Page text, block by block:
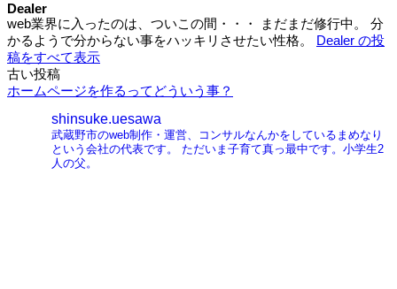
Dealer
web業界に入ったのは、ついこの間・・・ まだまだ修行中。 分
かるようで分からない事をハッキリさせたい性格。 Dealer の投
稿をすべて表示
投
古い投稿
ホームページを作るってどういう事？
shinsuke.uesawa
武蔵野市のweb制作・運営、コンサルなんかをしているまめなり
という会社の代表です。
ただいま子育て真っ最中です。小学生2
人の父。